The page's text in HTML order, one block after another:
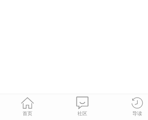
首页 社区 导读